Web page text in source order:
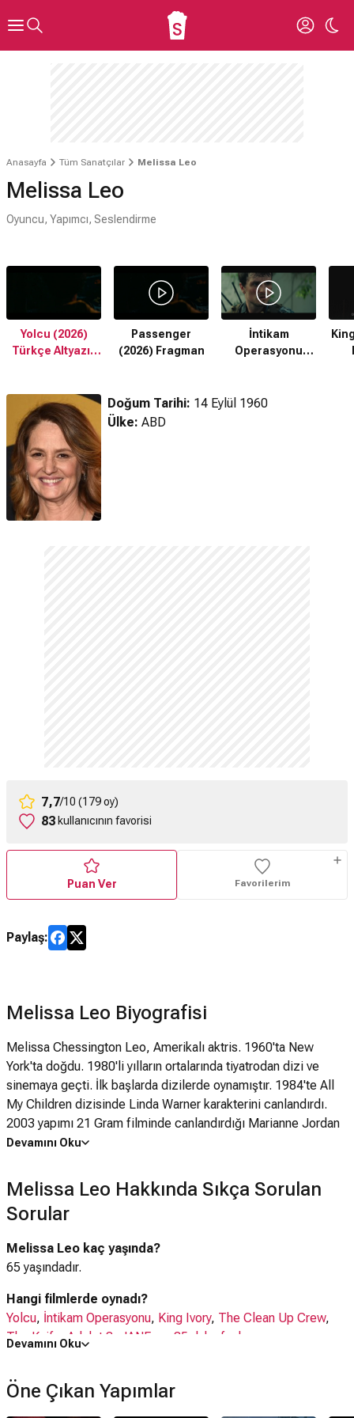
Anasayfa Tüm Sanatçılar Melissa Leo
Melissa Leo
Oyuncu, Yapımcı, Seslendirme
Yolcu (2026)
Türkçe Altyazılı
Passenger
(2026) Fragman
İntikam
Operasyonu
Doğum Tarihi: 14 Eylül 1960
Ülke: ABD
7,7/10 (179 oy)
83 kullanıcının favorisi
Puan Ver Favorilerim
Paylaş:
Melissa Leo Biyografisi
Melissa Chessington Leo, Amerikalı aktris. 1960'ta New
York'ta doğdu. 1980'li yılların ortalarında tiyatrodan dizi ve
sinemaya geçti. İlk başlarda dizilerde oynamıştır. 1984'te All
My Children dizisinde Linda Warner karakterini canlandırdı.
2003 yapımı 21 Gram filminde canlandırdığı Marianne Jordan
karakteriyle takdir topladı. 2010 yapımı Dövüşçü (The Fighter)
Oscar ve Altın Küre kazandı. 1980'lerde aktör John Heard
(1945-2017) ile birliktelik yaşayan Leo'nun 1987 doğumlu
Jack Heard adında bir oğlu vardır.
Devamını Oku
Melissa Leo Hakkında Sıkça Sorulan
Sorular
Melissa Leo kaç yaşında?
65 yaşındadır.
Hangi filmlerde oynadı?
Yolcu, İntikam Operasyonu, King Ivory, The Clean Up Crew,
The Knife ,Adalet 3 JANE ve 85 daha fazlası
I Know This Much Is True,You've Fallen For Me
Wayward Pines Sezon 2
Devamını Oku
Öne Çıkan Yapımlar